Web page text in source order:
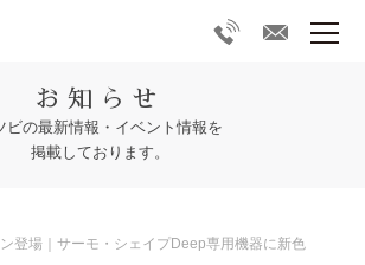
お知らせ
ビの最新情報・イベント情報を
掲載しております。
登場｜サーモ・シェイプDeep専用機器に新色